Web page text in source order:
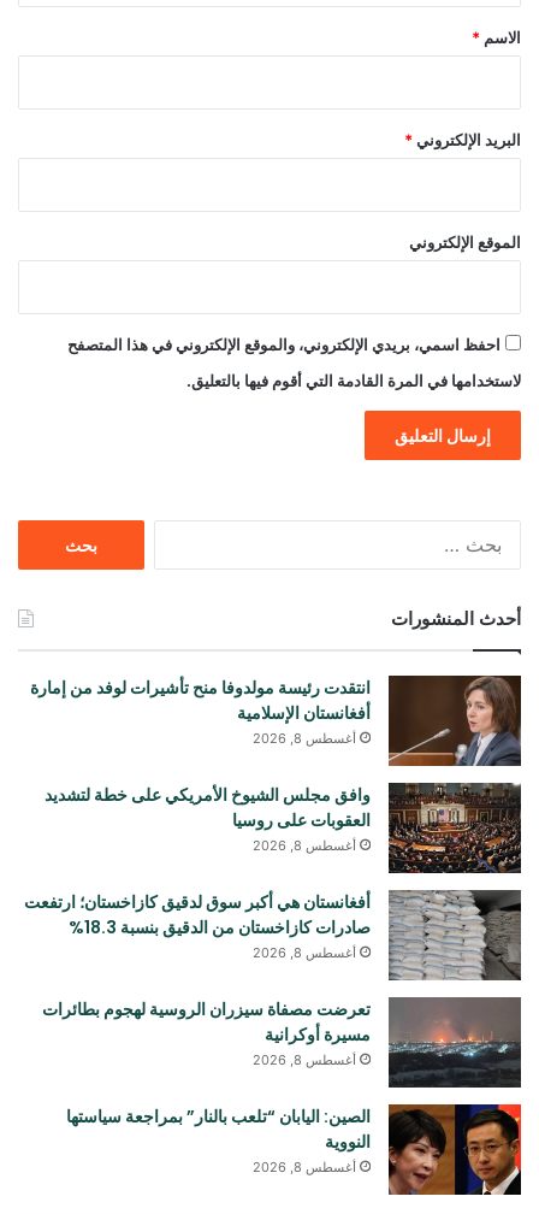
*
الاسم *
البريد الإلكتروني *
الموقع الإلكتروني
احفظ اسمي، بريدي الإلكتروني، والموقع الإلكتروني في هذا المتصفح
لاستخدامها في المرة القادمة التي أقوم فيها بالتعليق.
أحدث المنشورات
انتقدت رئيسة مولدوفا منح تأشيرات لوفد من إمارة
أفغانستان الإسلامية
أغسطس 8, 2026
وافق مجلس الشيوخ الأمريكي على خطة لتشديد
العقوبات على روسيا
أغسطس 8, 2026
أفغانستان هي أكبر سوق لدقيق كازاخستان؛ ارتفعت
صادرات كازاخستان من الدقيق بنسبة 18.3%
أغسطس 8, 2026
تعرضت مصفاة سيزران الروسية لهجوم بطائرات
مسيرة أوكرانية
أغسطس 8, 2026
الصين: اليابان “تلعب بالنار” بمراجعة سياستها
النووية
أغسطس 8, 2026